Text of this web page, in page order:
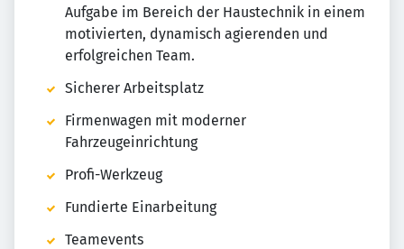
Aufgabe im Bereich der Haustechnik in einem
motivierten, dynamisch agierenden und
erfolgreichen Team.
Sicherer Arbeitsplatz
Firmenwagen mit moderner
Fahrzeugeinrichtung
Profi-Werkzeug
Fundierte Einarbeitung
Teamevents